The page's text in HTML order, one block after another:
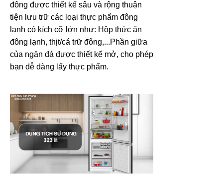
đông được thiết kế sâu và rộng thuận
tiện lưu trữ các loại thực phẩm đông
lạnh có kích cỡ lớn như: Hộp thức ăn
đông lạnh, thịt/cá trữ đông,...Phần giữa
của ngăn đá được thiết kế mở, cho phép
bạn dễ dàng lấy thực phẩm.